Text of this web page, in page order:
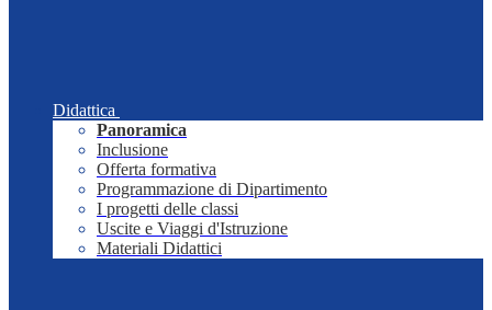
Didattica
Panoramica
Inclusione
Offerta formativa
Programmazione di Dipartimento
I progetti delle classi
Uscite e Viaggi d'Istruzione
Materiali Didattici